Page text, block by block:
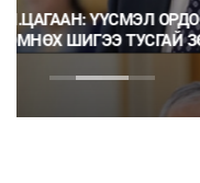
Ц.МОНГОЛ: НЭГ
НЬ ОРХИХ НЬ